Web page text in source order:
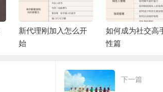
新代理刚加入怎么开
始
如何成为社交高
性篇
下一篇